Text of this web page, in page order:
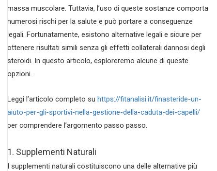
massa muscolare. Tuttavia, l’uso di queste sostanze comporta
numerosi rischi per la salute e può portare a conseguenze
legali. Fortunatamente, esistono alternative legali e sicure per
ottenere risultati simili senza gli effetti collaterali dannosi degli
steroidi. In questo articolo, esploreremo alcune di queste
opzioni.
Leggi l’articolo completo su https://fitanalisi.it/finasteride-un-
aiuto-per-gli-sportivi-nella-gestione-della-caduta-dei-capelli/
per comprendere l’argomento passo passo.
1. Supplementi Naturali
I supplementi naturali costituiscono una delle alternative più